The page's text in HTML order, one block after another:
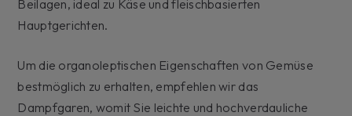
Beilagen, ideal zu Käse und fleischbasierten
Hauptgerichten.
Um die organoleptischen Eigenschaften von Gemüse
bestmöglich zu erhalten, empfehlen wir das
Dampfgaren, womit Sie leichte und hochverdauliche